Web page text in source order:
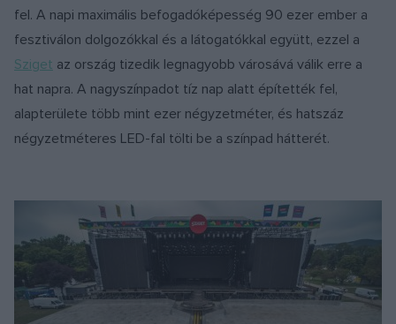
fel. A napi maximális befogadóképesség 90 ezer ember a
fesztiválon dolgozókkal és a látogatókkal együtt, ezzel a
Sziget az ország tizedik legnagyobb városává válik erre a
hat napra. A nagyszínpadot tíz nap alatt építették fel,
alapterülete több mint ezer négyzetméter, és hatszáz
négyzetméteres LED-fal tölti be a színpad hátterét.